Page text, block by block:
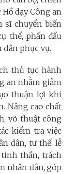
Hồ dạy Công an
sĩ chuyển biến
thể, phấn đấu
dân phục vụ.
thủ tục hành
an nhằm giảm
thuận lợi khi
Nâng cao chất
võ thuật công
kiểm tra việc
dân, tư thế, lễ
thần, trách
nhân dân, góp